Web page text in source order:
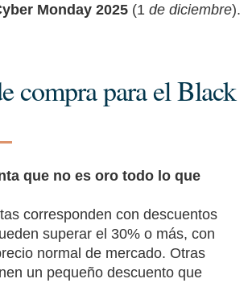
Monday 2025 (1de diciembre).
compra para el Black
que no es oro todo lo que
corresponden con descuentos
superar el 30% o más, con
normal de mercado. Otras
un pequeño descuento que